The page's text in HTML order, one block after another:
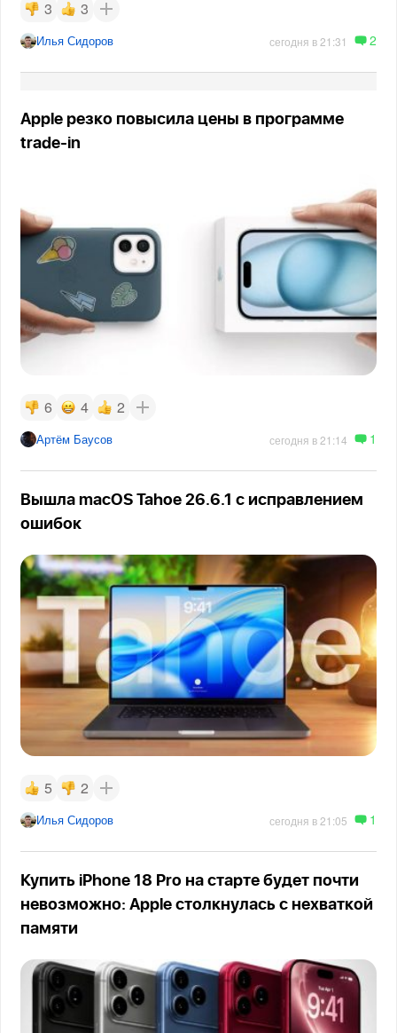
3 3
Илья Сидоров сегодня в 21:31 2
Apple резко повысила цены в программе
trade-in
6 4 2
Артём Баусов сегодня в 21:14 1
Вышла macOS Tahoe 26.6.1 с исправлением
ошибок
5 2
Илья Сидоров сегодня в 21:05 1
Купить iPhone 18 Pro на старте будет почти
невозможно: Apple столкнулась с нехваткой
памяти